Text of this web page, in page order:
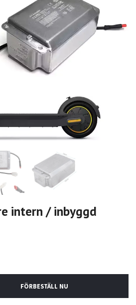
intern / inbyggd
FÖRBESTÄLL NU